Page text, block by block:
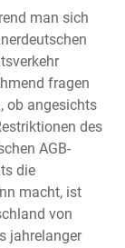
man sich
fragen
ob angesichts
des
AGB-
die
macht, ist
von
jahrelanger